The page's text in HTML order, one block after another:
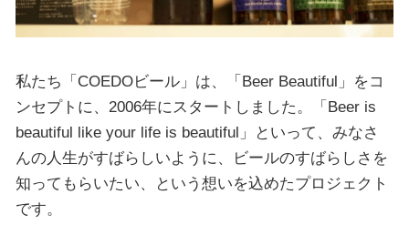
私たち「COEDOビール」は、「Beer Beautiful」をコ
ンセプトに、2006年にスタートしました。「Beer is
beautiful like your life is beautiful」といって、みなさ
んの人生がすばらしいように、ビールのすばらしさを
知ってもらいたい、という想いを込めたプロジェクト
です。